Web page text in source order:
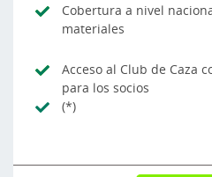
Cobertura a nivel
materiales
Acceso al Club de Caza
para los socios
(*)